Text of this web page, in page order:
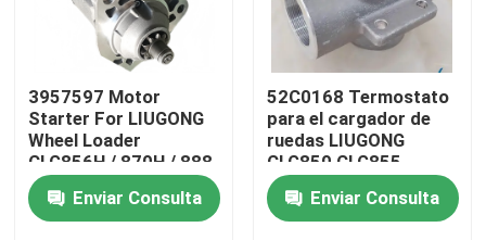
Hogar
Productos
3957597 Motor
Starter For LIUGONG
Wheel Loader
CLG856H / 870H / 888
/ 899 Excavator 925D
/ 930D / 936D Engine
QSC8.3 / ISC8.3
Enviar Consulta
52C0168 Termostato
para el cargador de
ruedas LIUGONG
CLG850 CLG855
CLG856 850H 855N
ZL50C ZL50CN
Enviar Consulta